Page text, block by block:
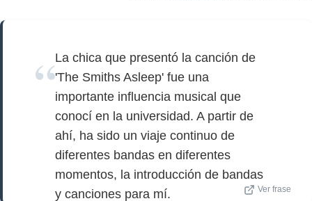
La chica que presentó la canción de
'The Smiths Asleep' fue una
importante influencia musical que
conocí en la universidad. A partir de
ahí, ha sido un viaje continuo de
diferentes bandas en diferentes
momentos, la introducción de bandas
y canciones para mí.
Ver frase